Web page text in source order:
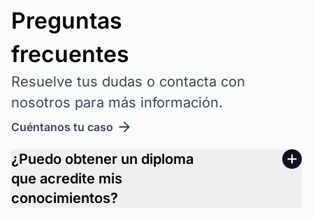
Preguntas
frecuentes
Resuelve tus dudas o contacta con
nosotros para más información.
Cuéntanos tu caso
¿Puedo obtener un diploma
que acredite mis
conocimientos?